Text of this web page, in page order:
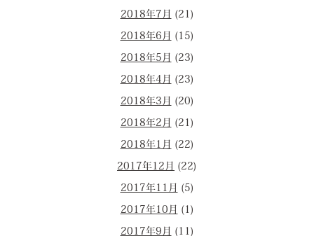
2018年7月 (21)
2018年6月 (15)
2018年5月 (23)
2018年4月 (23)
2018年3月 (20)
2018年2月 (21)
2018年1月 (22)
2017年12月 (22)
2017年11月 (5)
2017年10月 (1)
2017年9月 (11)